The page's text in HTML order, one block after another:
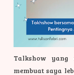
Talkshow
membuat saya